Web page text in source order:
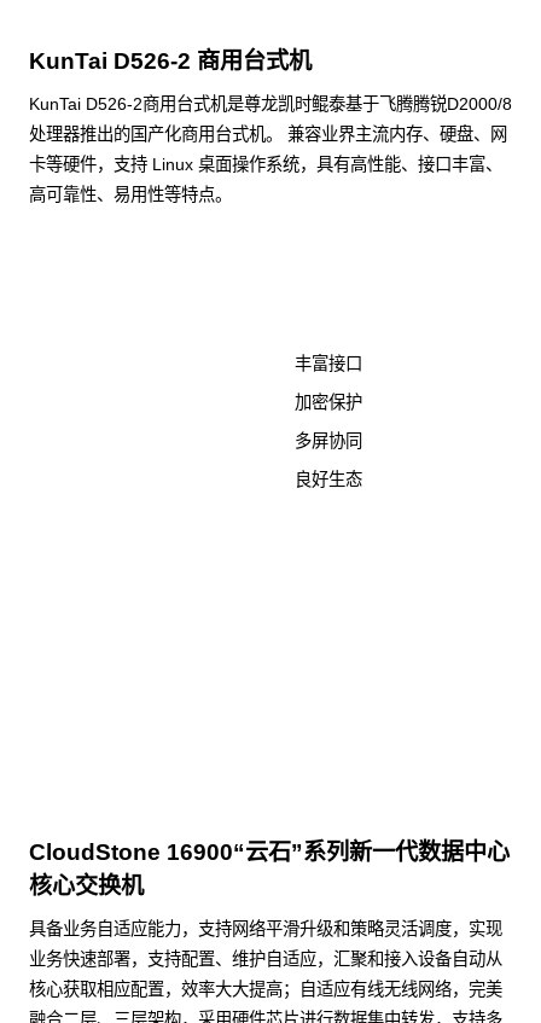
KunTai D526-2 商用台式机
KunTai D526-2商用台式机是尊龙凯时鲲泰基于飞腾腾锐D2000/8
处理器推出的国产化商用台式机。 兼容业界主流内存、硬盘、网
卡等硬件，支持 Linux 桌面操作系统，具有高性能、接口丰富、
高可靠性、易用性等特点。
丰富接口
加密保护
多屏协同
良好生态
CloudStone 16900“云石”系列新一代数据中心
核心交换机
具备业务自适应能力，支持网络平滑升级和策略灵活调度，实现
业务快速部署，支持配置、维护自适应，汇聚和接入设备自动从
核心获取相应配置，效率大大提高；自适应有线无线网络，完美